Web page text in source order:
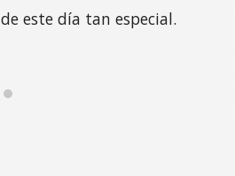
este día tan especial.